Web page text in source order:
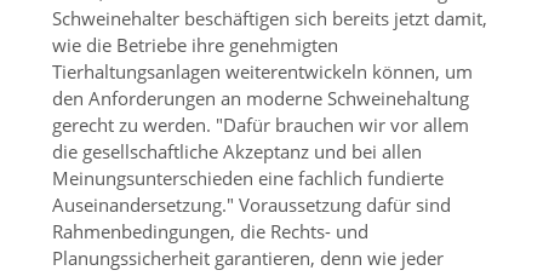
Schweinehalter beschäftigen sich bereits jetzt damit,
wie die Betriebe ihre genehmigten
Tierhaltungsanlagen weiterentwickeln können, um
den Anforderungen an moderne Schweinehaltung
gerecht zu werden. Dafür brauchen wir vor allem
die gesellschaftliche Akzeptanz und bei allen
Meinungsunterschieden eine fachlich fundierte
Auseinandersetzung. Voraussetzung dafür sind
Rahmenbedingungen, die Rechts- und
Planungssicherheit garantieren, denn wie jeder